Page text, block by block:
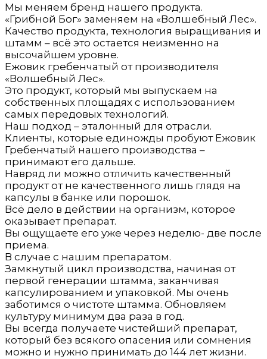
Мы меняем бренд нашего продукта.
«Грибной Бог» заменяем на «Волшебный Лес».
Качество продукта, технология выращивания и
штамм – всё это остается неизменно на
высочайшем уровне.
Ежовик гребенчатый от производителя
«Волшебный Лес».
Это продукт, который мы выпускаем на
собственных площадях с использованием
самых передовых технологий.
Наш подход – эталонный для отрасли.
Клиенты, которые единожды пробуют Ежовик
Гребенчатый нашего производства –
принимают его дальше.
Навряд ли можно отличить качественный
продукт от не качественного лишь глядя на
капсулы в банке или порошок.
Всё дело в действии на организм, которое
оказывает препарат.
Вы ощущаете его уже через неделю- две после
приема.
В случае с нашим препаратом.
Замкнутый цикл производства, начиная от
первой генерации штамма, заканчивая
капсулированием и упаковкой. Мы очень
заботимся о чистоте штамма. Обновляем
культуру минимум два раза в год.
Вы всегда получаете чистейший препарат,
который без всякого опасения или сомнения
можно и нужно принимать до 144 лет жизни.